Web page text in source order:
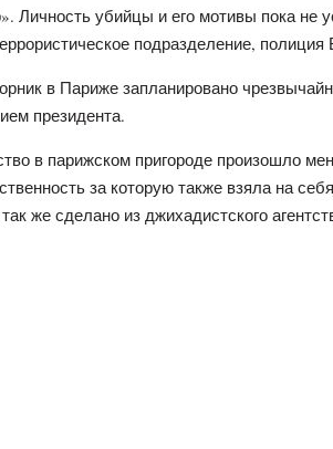
Личность убийцы и его мотивы пока
подразделение,
в Париже запланировано
президента.
в парижском пригороде произошло
за которую также взяла на
же сделано из джихадистского